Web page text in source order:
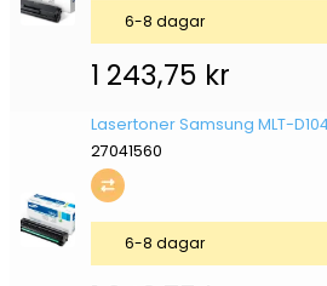
1 243,75 kr
6-8 dagar
Lasertoner Samsung MLT-
27041560
6-8 dagar